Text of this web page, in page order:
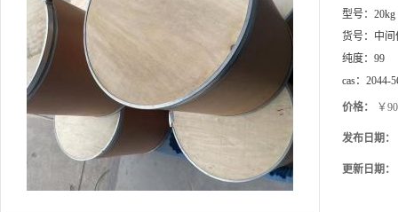
型号： 20kg
货号： 中间
纯度： 99
cas： 2044-
价格： ￥
发布日期：
更新日期：